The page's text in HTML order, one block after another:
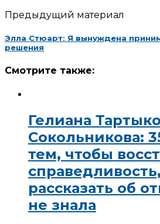
Предыдущий материал
Элла Стюарт: Я вынуждена
решения
Смотрите также:
Гелиана
Сокольникова:
тем, чтобы
рассказать об
не знала